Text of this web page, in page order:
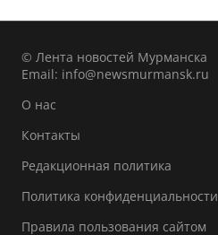
© Лента новостей Мурманска
Email: info@newsmurmansk.ru
О нас
Контакты
Редакционная политика
Политика конфиденциальности
Правила пользования сайтом